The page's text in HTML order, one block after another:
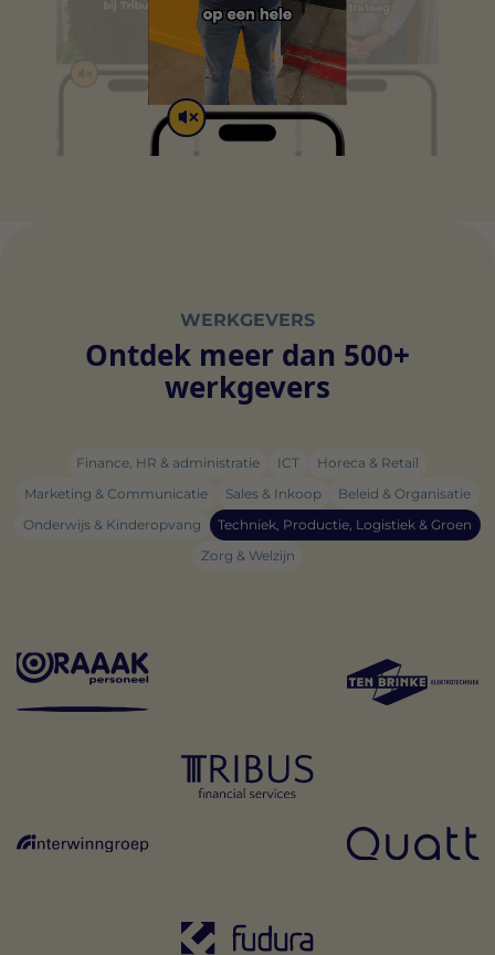
WERKGEVERS
Ontdek meer dan 500+
werkgevers
Finance, HR & administratie ICT
Horeca & Retail
Marketing & Communicatie
Sales & Inkoop
Beleid & Organisatie
Onderwijs & Kinderopvang
Techniek, Productie, Logistiek & Groen
Zorg & Welzijn